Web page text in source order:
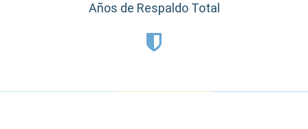
Años de Respaldo Total